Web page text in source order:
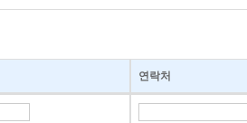
연락처